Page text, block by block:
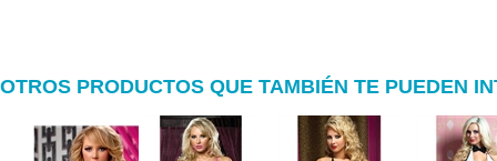
OTROS PRODUCTOS QUE TAMBIÉN TE PUEDEN